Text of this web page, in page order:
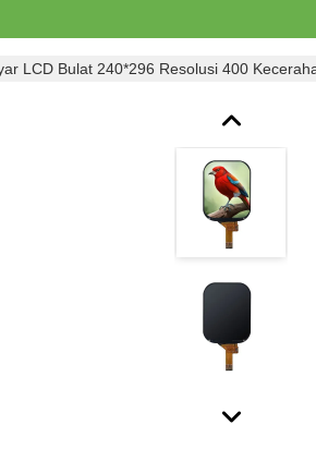
LCD Bulat 240*296 Resolusi 400